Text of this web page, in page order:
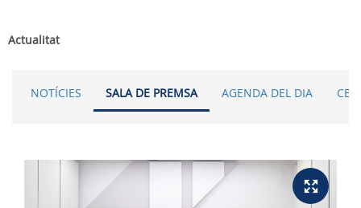
Actualitat
NOTÍCIES SALA DE PREMSA AGENDA DEL DIA